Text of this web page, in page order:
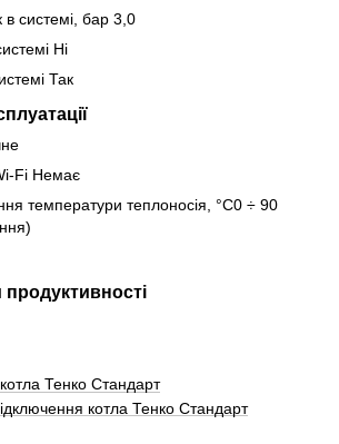
системі, бар 3,0
Ні
Так
Fi Немає
температури теплоносія, °С0 ÷ 90